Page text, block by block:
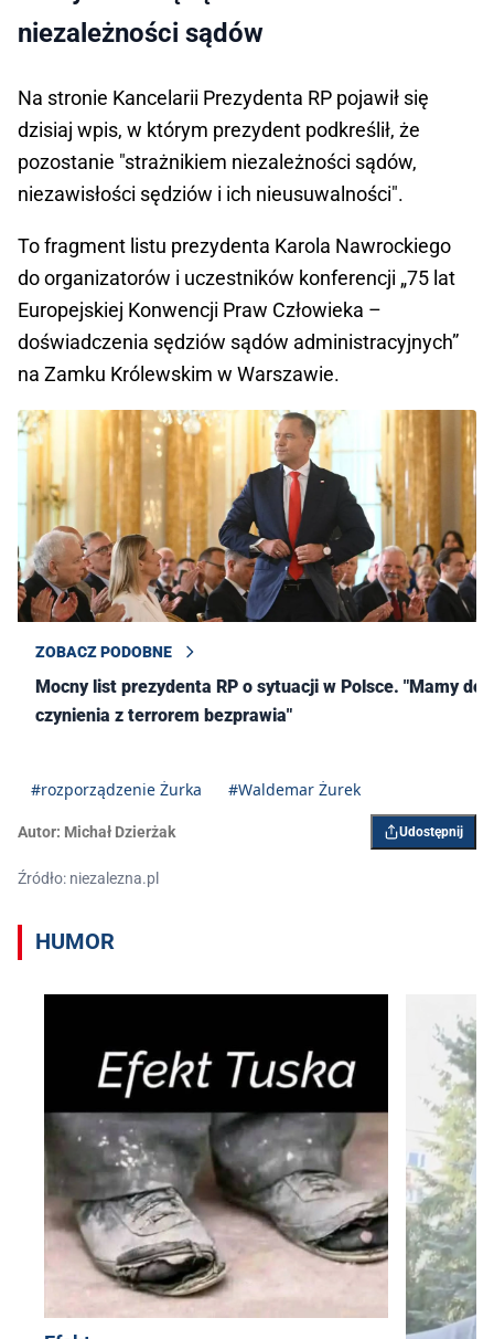
niezależności sądów
Na stronie Kancelarii Prezydenta RP pojawił się
dzisiaj wpis, w którym prezydent podkreślił, że
pozostanie "strażnikiem niezależności sądów,
niezawisłości sędziów i ich nieusuwalności".
To fragment listu prezydenta Karola Nawrockiego
do organizatorów i uczestników konferencji „75 lat
Europejskiej Konwencji Praw Człowieka –
doświadczenia sędziów sądów administracyjnych”
na Zamku Królewskim w Warszawie.
ZOBACZ PODOBNE
Mocny list prezydenta RP o sytuacji w Polsce. "Mamy do
czynienia z terrorem bezprawia"
#rozporządzenie Żurka #Waldemar Żurek
Autor: Michał Dzierżak Udostępnij
Źródło: niezalezna.pl
HUMOR